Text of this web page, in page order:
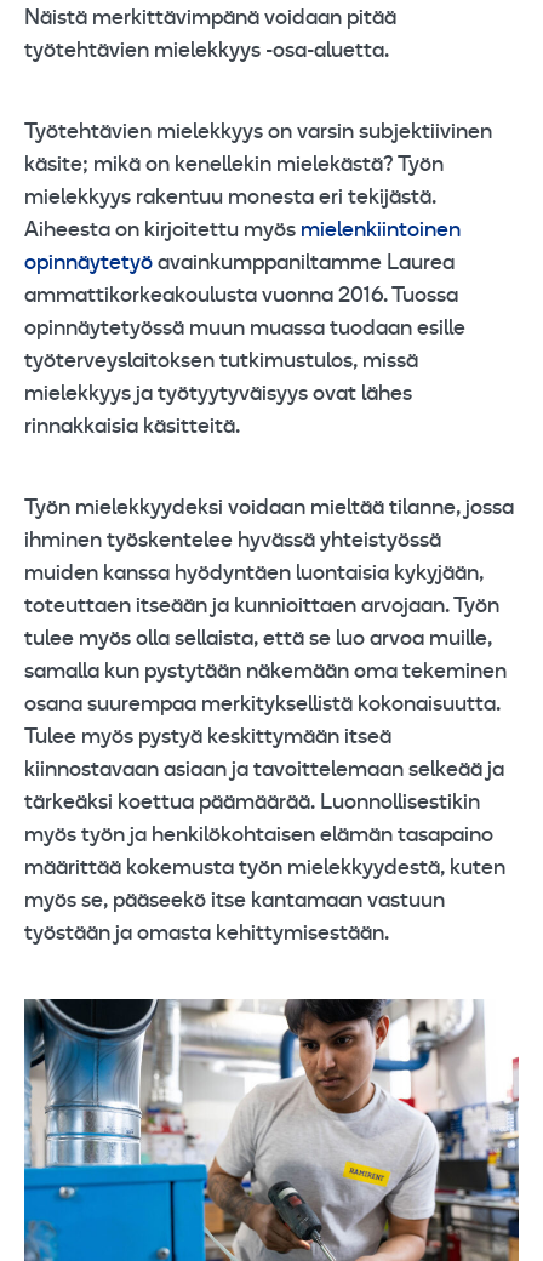
Näistä merkittävimpänä voidaan pitää
työtehtävien mielekkyys -osa-aluetta.
Työtehtävien mielekkyys on varsin subjektiivinen
käsite; mikä on kenellekin mielekästä? Työn
mielekkyys rakentuu monesta eri tekijästä.
Aiheesta on kirjoitettu myös mielenkiintoinen
opinnäytetyö avainkumppaniltamme Laurea
ammattikorkeakoulusta vuonna 2016. Tuossa
opinnäytetyössä muun muassa tuodaan esille
työterveyslaitoksen tutkimustulos, missä
mielekkyys ja työtyytyväisyys ovat lähes
rinnakkaisia käsitteitä.
Työn mielekkyydeksi voidaan mieltää tilanne, jossa
ihminen työskentelee hyvässä yhteistyössä
muiden kanssa hyödyntäen luontaisia kykyjään,
toteuttaen itseään ja kunnioittaen arvojaan. Työn
tulee myös olla sellaista, että se luo arvoa muille,
samalla kun pystytään näkemään oma tekeminen
osana suurempaa merkityksellistä kokonaisuutta.
Tulee myös pystyä keskittymään itseä
kiinnostavaan asiaan ja tavoittelemaan selkeää ja
tärkeäksi koettua päämäärää. Luonnollisestikin
myös työn ja henkilökohtaisen elämän tasapaino
määrittää kokemusta työn mielekkyydestä, kuten
myös se, pääseekö itse kantamaan vastuun
työstään ja omasta kehittymisestään.